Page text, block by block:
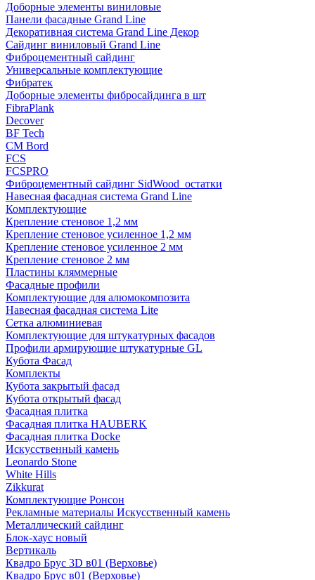
Доборные элементы виниловые
Панели фасадные Grand Line
Декоративная система Grand Line Декор
Сайдинг виниловый Grand Line
Фиброцементный сайдинг
Универсальные комплектующие
Фибратек
Доборные элементы фибросайдинга в шт
FibraPlank
Decover
BF Tech
CM Bord
FCS
FCSPRO
Фиброцементный сайдинг SidWood_остатки
Навесная фасадная система Grand Line
Комплектующие
Крепление стеновое 1,2 мм
Крепление стеновое усиленное 1,2 мм
Крепление стеновое усиленное 2 мм
Крепление стеновое 2 мм
Пластины кляммерные
Фасадные профили
Комплектующие для алюмокомпозита
Навесная фасадная система Lite
Сетка алюминиевая
Комплектующие для штукатурных фасадов
Профили армирующие штукатурные GL
Кубота Фасад
Комплекты
Кубота закрытый фасад
Кубота открытый фасад
Фасадная плитка
Фасадная плитка HAUBERK
Фасадная плитка Docke
Искусственный камень
Leonardo Stone
White Hills
Zikkurat
Комплектующие Ронсон
Рекламные материалы Искусственный камень
Металлический сайдинг
Блок-хаус новый
Вертикаль
Квадро Брус 3D в01 (Верховье)
Квадро Брус в01 (Верховье)